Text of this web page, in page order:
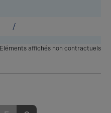
/
Eléments affichés non contractuels